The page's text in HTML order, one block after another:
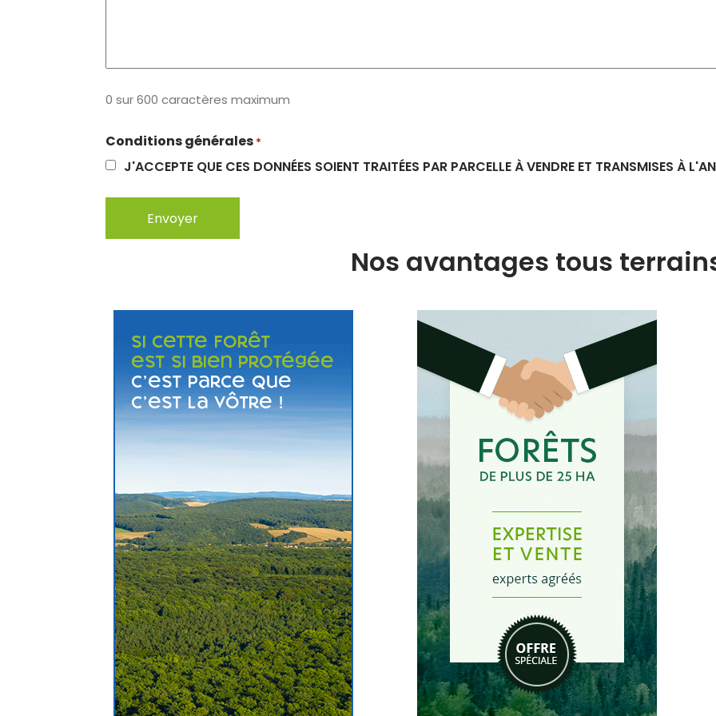
0 sur 600 caractères maximum
Conditions générales *
J'ACCEPTE QUE CES DONNÉES SOIENT TRAITÉES PAR PARCELLE À VENDRE ET TRANSMISES À
Nos avantages tous